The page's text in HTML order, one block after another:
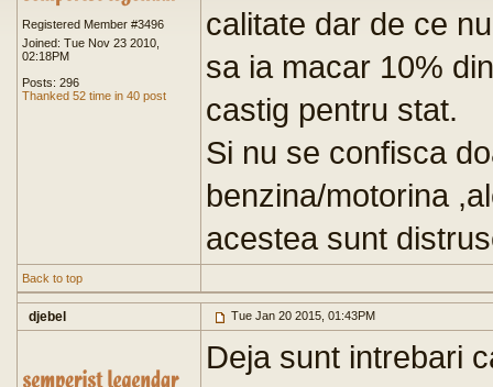
Registered Member #3496
Joined: Tue Nov 23 2010,
02:18PM
Posts: 296
Thanked 52 time in 40 post
calitate dar de ce
sa ia macar 10%
castig pentru stat.
Si nu se confisca
benzina/motorina
acestea sunt
Back to top
djebel Tue Jan 20 2015, 01:43PM
Deja sunt intrebari